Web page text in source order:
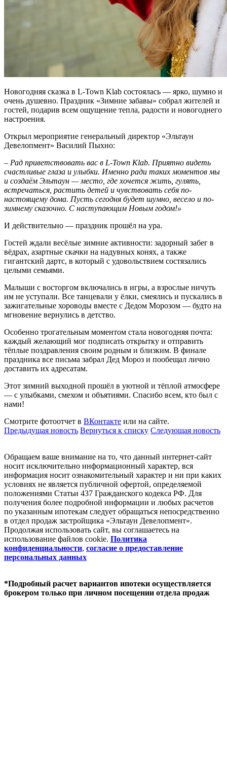
Новогодняя сказка в L-Town Klab состоялась — ярко, шумно и
очень душевно. Праздник «Зимние забавы» собрал жителей и
гостей, подарив всем ощущение тепла, радости и новогоднего
настроения.
Открыл мероприятие генеральный директор «Эльтаун
Девелопмент» Василий Пыхно:
– Рад приветствовать вас в L-Town Klab. Приятно видеть
счастливые глаза и улыбки. Именно ради таких моментов мы
и создаём Эльтаун — место, где хочется жить, гулять,
встречаться, растить детей и чувствовать себя по-
настоящему дома. Пусть сегодня будет шумно, весело и по-
зимнему сказочно. С наступающим Новым годом!»
И действительно — праздник прошёл на ура.
Гостей ждали весёлые зимние активности: задорный забег в
вёдрах, азартные скачки на надувных конях, а также
гигантский дартс, в который с удовольствием состязались
целыми семьями.
Малыши с восторгом включались в игры, а взрослые ничуть
им не уступали. Все танцевали у ёлки, смеялись и пускались в
зажигательные хороводы вместе с Дедом Морозом — будто на
мгновение вернулись в детство.
Особенно трогательным моментом стала новогодняя почта:
каждый желающий мог подписать открытку и отправить
тёплые поздравления своим родным и близким. В финале
праздника все письма забрал Дед Мороз и пообещал лично
доставить их адресатам.
Этот зимний выходной прошёл в уютной и тёплой атмосфере
— с улыбками, смехом и объятиями. Спасибо всем, кто был с
нами!
Смотрите фотоотчет в ВКонтакте или на сайте.
Предыдущая новость Вернуться к списку Следующая новость
Обращаем ваше внимание на то, что данный интернет-сайт
носит исключительно информационный характер, вся
информация носит ознакомительный характер и ни при каких
условиях не является публичной офертой, определяемой
положениями Статьи 437 Гражданского кодекса РФ. Для
получения более подробной информации и любых расчетов
по указанным ипотекам следует обращаться непосредственно
в отдел продаж застройщика «Эльтаун Девелопмент».
Продолжая использовать сайт, вы соглашаетесь на
использование файлов coоkie. Политика
конфиденциальности, согласие о предоставление
персональных данных
*Подробный расчет вариантов ипотеки осуществляется
брокером только при личном посещении отдела продаж